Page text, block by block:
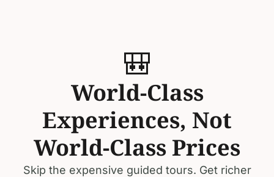
🎒
World-Class
Experiences, Not
World-Class Prices
Skip the expensive guided tours. Get richer